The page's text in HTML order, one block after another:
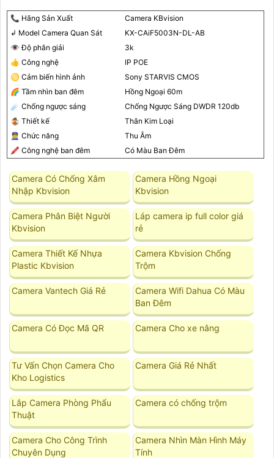
📞 Hãng Sản Xuất
Camera KBvision
↲ Model Camera Quan Sát
KX-CAiF5003N-DL-AB
👁 Độ phân giải
3k
👍 Công nghệ
IP POE
♋ Cảm biến hình ảnh
Sony STARVIS CMOS
🌈 Tầm nhìn ban đêm
Hồng Ngoại 60m
☄️ Chống ngược sáng
Chống Ngược Sáng DWDR 120db
🤹 Thiết kế
Thân Kim Loại
👮 Chức năng
Thu Âm
🖍 Công nghệ ban đêm
Có Màu Ban Đêm
Camera Có Chống Xâm
Nhập Kbvision
Camera Hồng Ngoại
Kbvision
Camera Phân Biệt Người
Kbvision
Láp camera ip full color giá
rẻ
Camera Thiết Kế Nhựa
Plastic Kbvision
Camera Kbvision Chống
Trộm
Camera Vantech Giá Rẻ
Camera Wifi Dahua Có Màu
Ban Đêm
Camera Có Đọc Mã QR Camera Cho xe nâng
Tư Vấn Chọn Camera Cho
Kho Logistics
Camera Giá Rẻ Nhất
Lắp Camera Phòng Phẩu
Thuật
Camera có chống trộm
Camera Cho Công Trình
Chuyên Dụng
Camera Nhìn Màn Hình Máy
Tính